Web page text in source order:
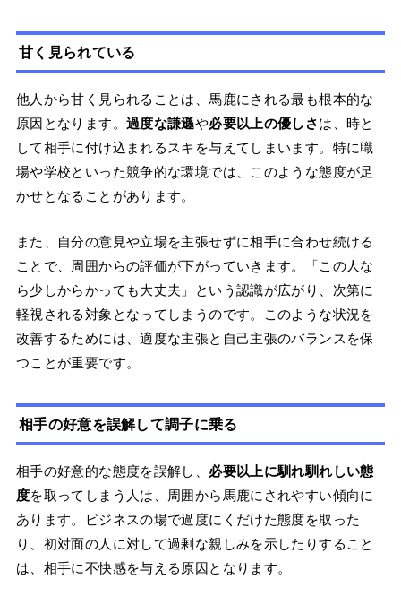
甘く見られている
他人から甘く見られることは、馬鹿にされる最も根本的な
原因となります。 過度な謙遜や必要以上の優しさは、時と
して相手に付け込まれるスキを与えてしまいます。特に職
場や学校といった競争的な環境では、このような態度が足
かせとなることがあります。
また、自分の意見や立場を主張せずに相手に合わせ続ける
ことで、周囲からの評価が下がっていきます。「この人な
ら少しからかっても大丈夫」という認識が広がり、次第に
軽視される対象となってしまうのです。このような状況を
改善するためには、適度な主張と自己主張のバランスを保
つことが重要です。
相手の好意を誤解して調子に乗る
相手の好意的な態度を誤解し、 必要以上に馴れ馴れしい態
度を取ってしまう人は、周囲から馬鹿にされやすい傾向に
あります。ビジネスの場で過度にくだけた態度を取った
り、初対面の人に対して過剰な親しみを示したりすること
は、相手に不快感を与える原因となります。